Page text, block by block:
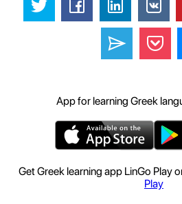
App for learning Greek
Get Greek learning app LinGo Play
Play